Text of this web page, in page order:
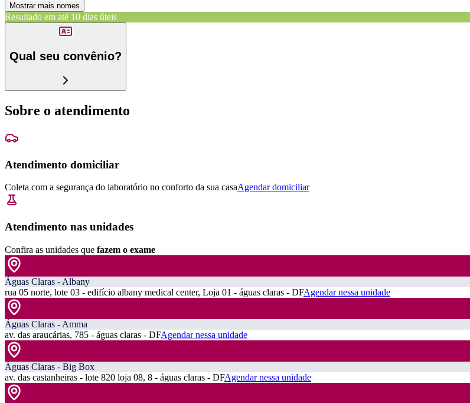
Mostrar mais nomes
Resultado em até 10 dias úteis
Qual seu convênio?
Sobre o atendimento
Atendimento domiciliar
Coleta com a segurança do laboratório no conforto da sua casaAgendar domiciliar
Atendimento nas unidades
Confira as unidades que fazem o exame
Águas Claras - Albany
rua 05 norte, lote 03 - edifício albany medical center, Loja 01 - águas claras - DFAgendar nessa unidade
Águas Claras - Amma
av. das araucárias, 785 - águas claras - DFAgendar nessa unidade
Águas Claras - Big Box
av. das castanheiras - lote 820 loja 08, 8 - águas claras - DFAgendar nessa unidade